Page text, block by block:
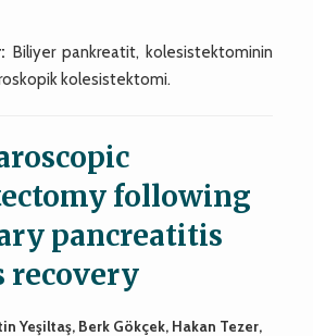
Biliyer pankreatit, kolesistektominin
kolesistektomi.
following
pancreatitis
recovery
Yeşiltaş, Berk Gökçek, Hakan Tezer,